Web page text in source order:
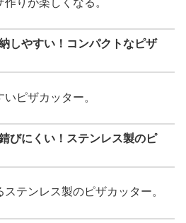
しやすい！コンパクトなピザ
ピザカッター。
びにくい！ステンレス製のピ
テンレス製のピザカッター。